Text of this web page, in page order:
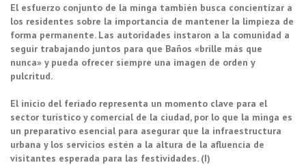
El esfuerzo conjunto de la minga también busca concientizar a
los residentes sobre la importancia de mantener la limpieza de
forma permanente. Las autoridades instaron a la comunidad a
seguir trabajando juntos para que Baños «brille más que
nunca» y pueda ofrecer siempre una imagen de orden y
pulcritud.
El inicio del feriado representa un momento clave para el
sector turístico y comercial de la ciudad, por lo que la minga es
un preparativo esencial para asegurar que la infraestructura
urbana y los servicios estén a la altura de la afluencia de
visitantes esperada para las festividades. (I)